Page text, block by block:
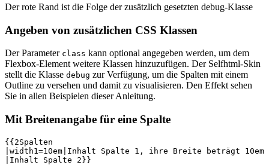
Der rote Rand ist die Folge der zusätzlich gesetzten debug-Klasse
Angeben von zusätzlichen CSS Klassen
Der Parameter class kann optional angegeben werden, um dem
Flexbox-Element weitere Klassen hinzuzufügen. Der Selfhtml-Skin
stellt die Klasse debug zur Verfügung, um die Spalten mit einem
Outline zu versehen und damit zu visualisieren. Den Effekt sehen
Sie in allen Beispielen dieser Anleitung.
Mit Breitenangabe für eine Spalte
{{2Spalten
|width1=10em|Inhalt Spalte 1, ihre Breite beträgt 10em
|Inhalt Spalte 2}}